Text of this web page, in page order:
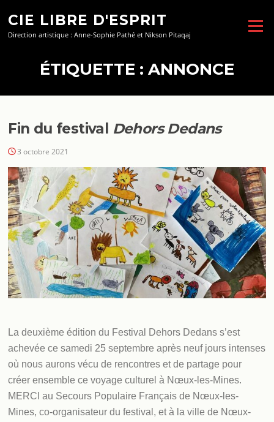
contenu
CIE LIBRE D'ESPRIT
Direction artistique : Anne-Sophie Pathé et Nikson Pitaqaj
Menu
ÉTIQUETTE : ANNONCE
Fin du festival Dehors Dedans
3 octobre 2021
La deuxième édition du Festival Dehors Dedans s’est
achevée ce samedi 25 septembre après neuf jours intenses
où nous aurons vécu de rencontres et de partage pour
créer ensemble ce voyage culturel à Nœux-les-Mines.
MERCI au Secours Populaire Français de Nœux-les-
Mines, co-organisateur du festival, et à la ville de Nœux-